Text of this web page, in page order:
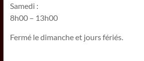
Samedi :
8h00 – 13h00
Fermé le dimanche et jours fériés.